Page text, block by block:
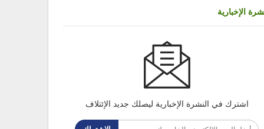
الإخبارية
اشترك في النشرة الإخبارية ليصلك جديد الإئتلاف